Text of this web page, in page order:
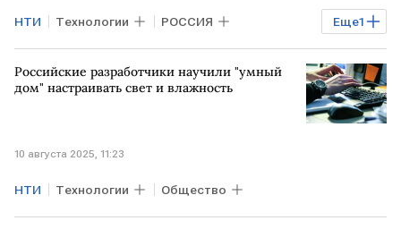
Еще1
НТИ Технологии РОССИЯ
Владивосток
Российские разработчики научили "умный
дом" настраивать свет и влажность
10 августа 2025, 11:23
НТИ Технологии Общество